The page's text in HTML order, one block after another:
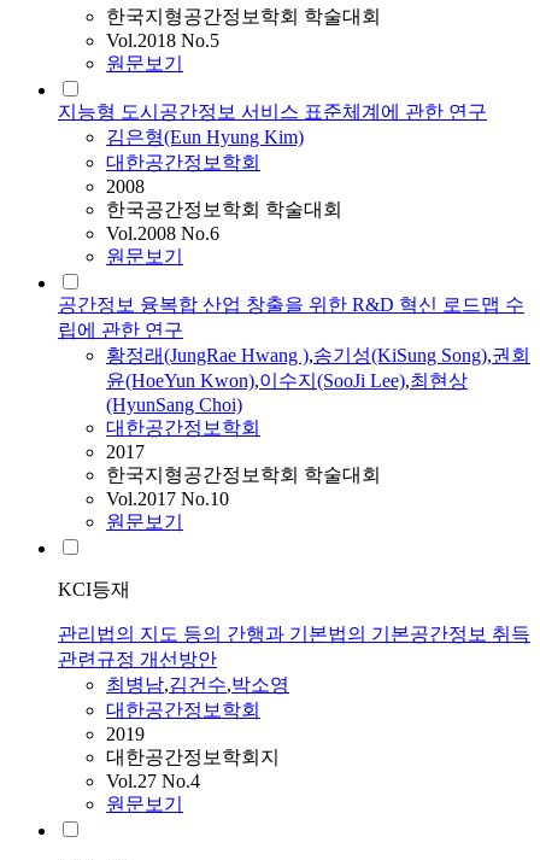
한국지형공간정보학회 학술대회
Vol.2018 No.5
원문보기
지능형 도시공간정보 서비스 표준체계에 관한 연구
김은형(Eun Hyung Kim)
대한공간정보학회
2008
한국공간정보학회 학술대회
Vol.2008 No.6
원문보기
공간정보 융복합 산업 창출을 위한 R&D 혁신 로드맵 수
립에 관한 연구
황정래(JungRae Hwang ),송기성(KiSung Song),권회
윤(HoeYun Kwon),이수지(SooJi Lee),최현상
(HyunSang Choi)
대한공간정보학회
2017
한국지형공간정보학회 학술대회
Vol.2017 No.10
원문보기
KCI등재
관리법의 지도 등의 간행과 기본법의 기본공간정보 취득
관련규정 개선방안
최병남,김건수,박소영
대한공간정보학회
2019
대한공간정보학회지
Vol.27 No.4
원문보기